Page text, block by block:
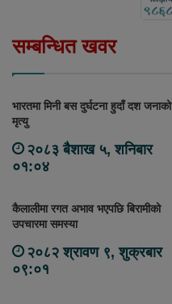
सम्बन्धित खवर
भारतमा मिनी बस दुर्घटना हुदाँ दश जनाको
मृत्यु
२०८३ बैशाख ५, शनिबार
०१:०४
कैलालीमा रगत अभाव भएपछि बिरामीको
उपचारमा समस्या
२०८२ श्रावण ९, शुक्रबार
०९:०१